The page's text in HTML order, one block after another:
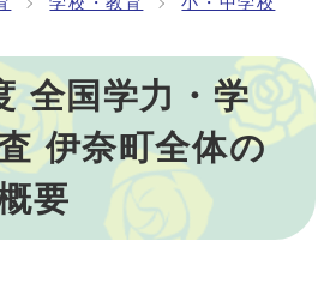
全国学力・学
伊奈町全体の
要